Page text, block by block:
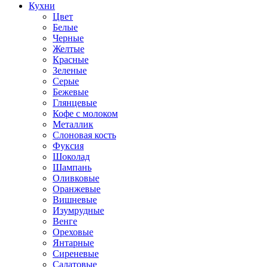
Кухни
Цвет
Белые
Черные
Желтые
Красные
Зеленые
Серые
Бежевые
Глянцевые
Кофе с молоком
Металлик
Слоновая кость
Фуксия
Шоколад
Шампань
Оливковые
Оранжевые
Вишневые
Изумрудные
Венге
Ореховые
Янтарные
Сиреневые
Салатовые